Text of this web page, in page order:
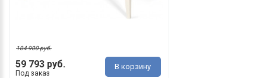
59 793 руб.
104 900 руб.
Под заказ
В корзину